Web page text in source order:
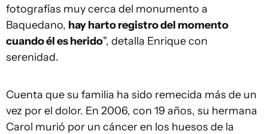
fotografías muy cerca del monumento a
Baquedano, hay harto registro del momento
cuando él es herido", detalla Enrique con
serenidad.
Cuenta que su familia ha sido remecida más de un
vez por el dolor. En 2006, con 19 años, su hermana
Carol murió por un cáncer en los huesos de la